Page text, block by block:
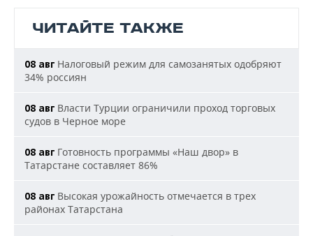
ЧИТАЙТЕ ТАКЖЕ
08 авг Налоговый режим для самозанятых одобряют
34% россиян
08 авг Власти Турции ограничили проход торговых
судов в Черное море
08 авг Готовность программы «Наш двор» в
Татарстане составляет 86%
08 авг Высокая урожайность отмечается в трех
районах Татарстана